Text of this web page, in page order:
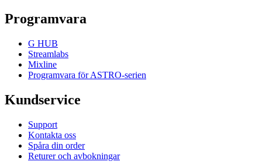
Programvara
G HUB
Streamlabs
Mixline
Programvara för ASTRO-serien
Kundservice
Support
Kontakta oss
Spåra din order
Returer och avbokningar